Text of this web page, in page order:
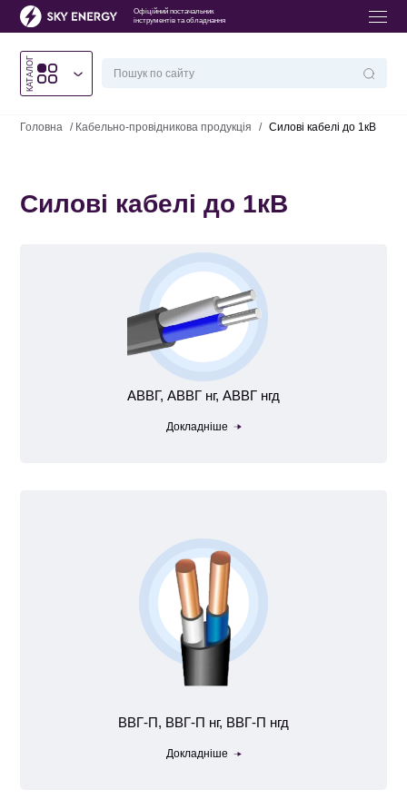
Офіційний постачальник
інструментів та обладнання
КАТАЛОГ
Головна / Кабельно-провідникова продукція / Силові кабелі до 1кВ
Силові кабелі до 1кВ
АВВГ, АВВГ нг, АВВГ нгд
Докладніше
ВВГ-П, ВВГ-П нг, ВВГ-П нгд
Докладніше